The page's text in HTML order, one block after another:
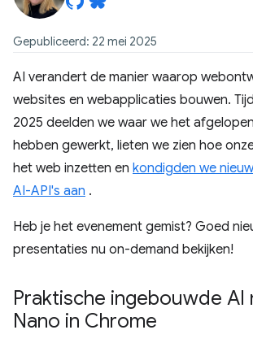
Gepubliceerd: 22 mei 2025
AI verandert de manier waarop
websites en webapplicaties bouwen.
2025 deelden we waar we het
hebben gewerkt, lieten we zien hoe
het web inzetten en kondigden we
AI-API's aan .
Heb je het evenement gemist? Goed
presentaties nu on-demand bekijken!
Praktische ingebouwde AI
Nano in Chrome